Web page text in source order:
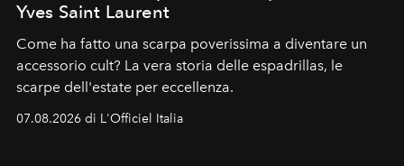
Yves Saint Laurent
Come ha fatto una scarpa poverissima a diventare un
accessorio cult? La vera storia delle espadrillas, le
scarpe dell'estate per eccellenza.
07.08.2026 di L'Officiel Italia